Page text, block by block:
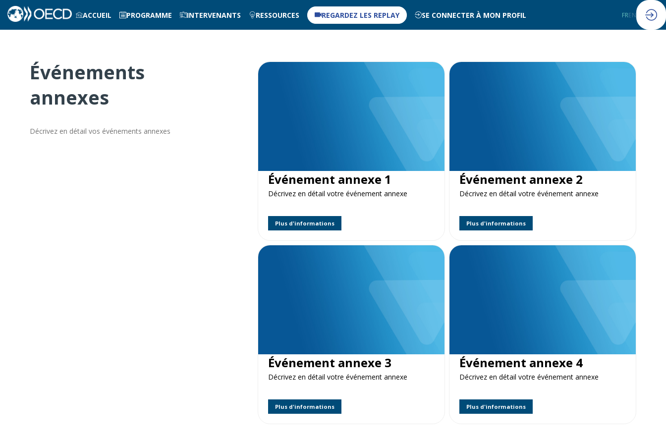
ACCUEIL PROGRAMME INTERVENANTS RESSOURCES REGARDEZ LES REPLAY SE CONNECTER À MON PROFIL FREN
Événements
annexes
Décrivez en détail vos événements annexes
Événement annexe 1
Décrivez en détail votre événement annexe
Plus d'informations
Événement annexe 2
Décrivez en détail votre événement annexe
Plus d'informations
Événement annexe 3
Décrivez en détail votre événement annexe
Plus d'informations
Événement annexe 4
Décrivez en détail votre événement annexe
Plus d'informations